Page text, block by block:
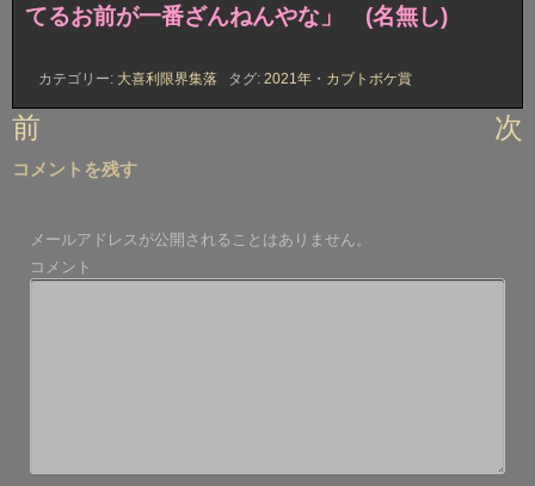
てるお前が一番ざんねんやな」 (名無し)
カテゴリー: 大喜利限界集落 タグ: 2021年 ・ カブトボケ賞
投
ナ
ゲ
ー
前 次
コメントを残す
メールアドレスが公開されることはありません。
コメント